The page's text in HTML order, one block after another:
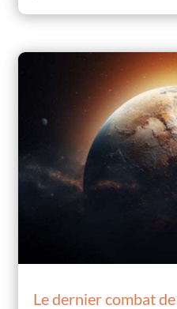
Le dernier combat